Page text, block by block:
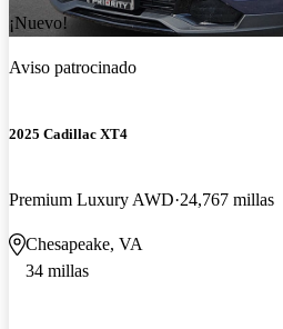
¡Nuevo!
Aviso patrocinado
2025 Cadillac XT4
Premium Luxury AWD 24,767 millas
Chesapeake, VA
34 millas